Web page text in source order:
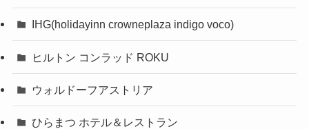
IHG(holidayinn crowneplaza indigo voco)
ヒルトン コンラッド ROKU
ウォルドーフアストリア
ひらまつ ホテル＆レストラン